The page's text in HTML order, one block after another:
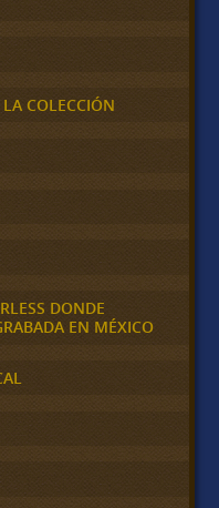
COLECCIÓN
DONDE
EN MÉXICO